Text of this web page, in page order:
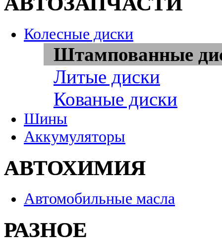
Колесные диски
Штампованные
Литые диски
Кованые диски
Шины
Аккумуляторы
АВТОХИМИЯ
Автомобильные масла
РАЗНОЕ